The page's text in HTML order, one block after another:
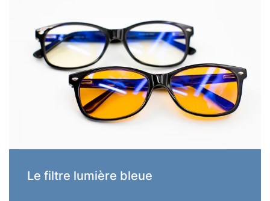
Le filtre lumière bleue